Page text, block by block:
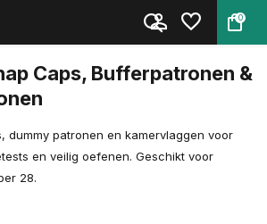
0
Caps, Bufferpatronen &
dummy patronen en kamervlaggen voor
en veilig oefenen. Geschikt voor
28.